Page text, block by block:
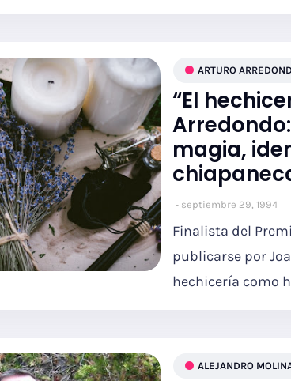
ARTURO
“El
magia,
septiembre 29, 1994
Finalista del
publicarse por
hechicería como
ALEJANDRO